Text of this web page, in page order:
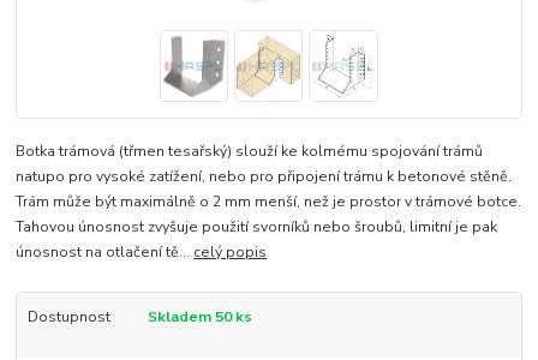
Botka trámová (třmen tesařský) slouží ke kolmému spojování trámů
natupo pro vysoké zatížení, nebo pro připojení trámu k betonové stěně.
Trám může být maximálně o 2 mm menší, než je prostor v trámové botce.
Tahovou únosnost zvyšuje použití svorníků nebo šroubů, limitní je pak
únosnost na otlačení tě... celý popis
Dostupnost Skladem 50 ks